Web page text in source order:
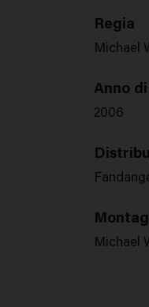
Regia
Michael
Anno
2006
Michael